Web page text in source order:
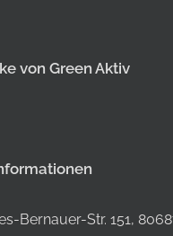
von Green Aktiv
Bernauer-Str. 151,